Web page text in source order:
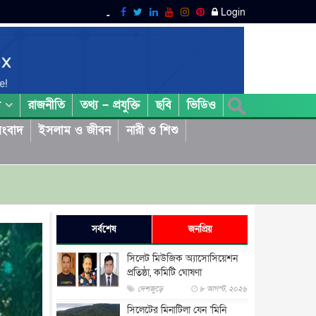
Login
রাজনীতি তথ্য – প্রযুক্তি ছবি
ভিডিও
ইসলাম ও জীবন
নারী ও শিশু
সর্বশেষ জনপ্রিয়
সিলেট মিউজিক অ্যাসোসিয়েশন
প্রতিষ্ঠা, কমিটি ঘোষণা
দেশজুড়ে ৮ আগস্ট, ২০২৬
সিলেটের মিনাটিলা যেন ‘মিনি